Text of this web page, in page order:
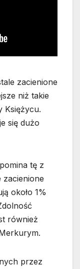
zacienione
niż takie
Księżycu.
się dużo
tę z
zacienione
około 1%
również
przez